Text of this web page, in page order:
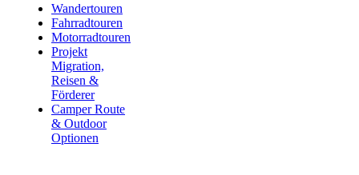
Wandertouren
Fahrradtouren
Motorradtouren
Projekt
Migration,
Reisen &
Förderer
Camper Route
& Outdoor
Optionen